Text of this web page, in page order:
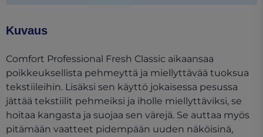
Kuvaus
Comfort Professional Fresh Classic aikaansaa
poikkeuksellista pehmeyttä ja miellyttävää tuoksua
tekstiileihin. Lisäksi sen käyttö jokaisessa pesussa
jättää tekstiilit pehmeiksi ja iholle miellyttäviksi, se
hoitaa kangasta ja suojaa sen värejä. Se auttaa myös
pitämään vaatteet pidempään uuden näköisinä,